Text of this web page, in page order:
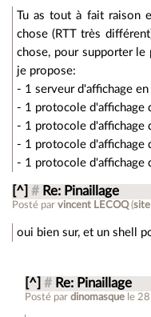
Tu as tout à fait raison
chose (RTT très
chose, pour supporter
je propose:
- 1 serveur d'affichage en
- 1 protocole d'affichage
- 1 protocole d'affichage
- 1 protocole d'affichage
- 1 protocole d'affichage
[^] # Re: Pinaillage
Posté parvincent LECOQ(site
oui bien sur, et un shell
[^] # Re: Pinaillage
Posté pardinomasque le